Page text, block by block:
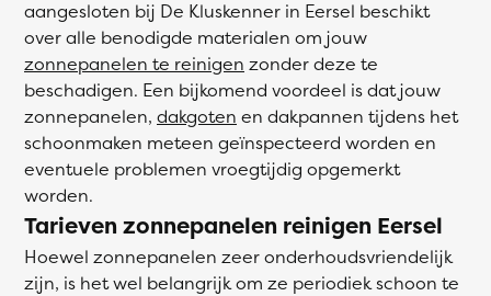
aangesloten bij De Kluskenner in Eersel beschikt
over alle benodigde materialen om jouw
zonnepanelen te reinigen zonder deze te
beschadigen. Een bijkomend voordeel is dat jouw
zonnepanelen, dakgoten en dakpannen tijdens het
schoonmaken meteen geïnspecteerd worden en
eventuele problemen vroegtijdig opgemerkt
worden.
Tarieven zonnepanelen reinigen Eersel
Hoewel zonnepanelen zeer onderhoudsvriendelijk
zijn, is het wel belangrijk om ze periodiek schoon te